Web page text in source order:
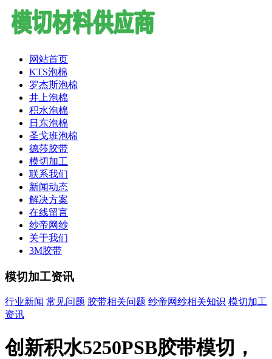
网站首页
KTS泡棉
罗杰斯泡棉
井上泡棉
积水泡棉
日东泡棉
圣戈班泡棉
德莎胶带
模切加工
联系我们
新闻动态
解决方案
在线留言
纱帝网纱
关于我们
3M胶带
模切加工资讯
行业新闻 常见问题 胶带相关问题 纱帝网纱相关知识 模切加工
资讯
创新积水5250PSB胶带模切，